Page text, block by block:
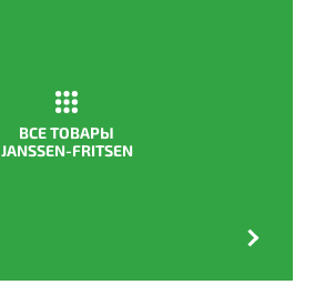
ВСЕ ТОВАРЫ
JANSSEN-FRITSEN